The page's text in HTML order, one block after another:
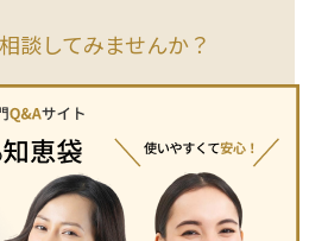
、この条件を正確に理解し、必要な書類
られます。また、契約時に告知義務を果
免責事由に該当する場合には、支払いの
ります。資産運用においては、万一の際
るよう、支払条件を十分に確認しておく
談してみませんか？